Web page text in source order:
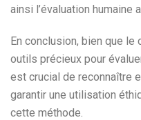
ainsi l’évaluation humaine
En conclusion, bien que
outils précieux pour
est crucial de reconnaître
garantir une utilisation
cette méthode.